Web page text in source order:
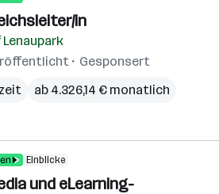
in
Gesponsert
ab 4.326,14 € monatlich
Einblicke
und eLearning-